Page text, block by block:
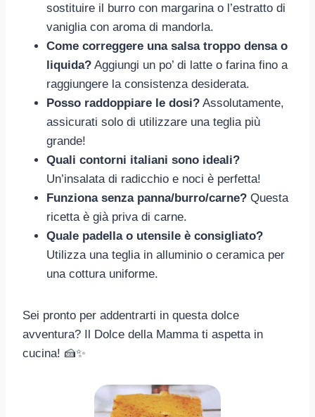
sostituire il burro con margarina o l’estratto di
vaniglia con aroma di mandorla.
Come correggere una salsa troppo densa o
liquida? Aggiungi un po’ di latte o farina fino a
raggiungere la consistenza desiderata.
Posso raddoppiare le dosi? Assolutamente,
assicurati solo di utilizzare una teglia più
grande!
Quali contorni italiani sono ideali?
Un’insalata di radicchio e noci è perfetta!
Funziona senza panna/burro/carne? Questa
ricetta è già priva di carne.
Quale padella o utensile è consigliato?
Utilizza una teglia in alluminio o ceramica per
una cottura uniforme.
Sei pronto per addentrarti in questa dolce
avventura? Il Dolce della Mamma ti aspetta in
cucina! 🍰✨